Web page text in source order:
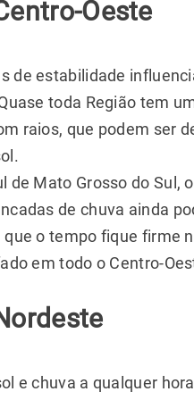
Oeste
de estabilidade
toda Região tem
raios, que podem ser
de Mato Grosso do Sul,
de chuva ainda
que o tempo fique firme
em todo o Centro-
e chuva a qualquer